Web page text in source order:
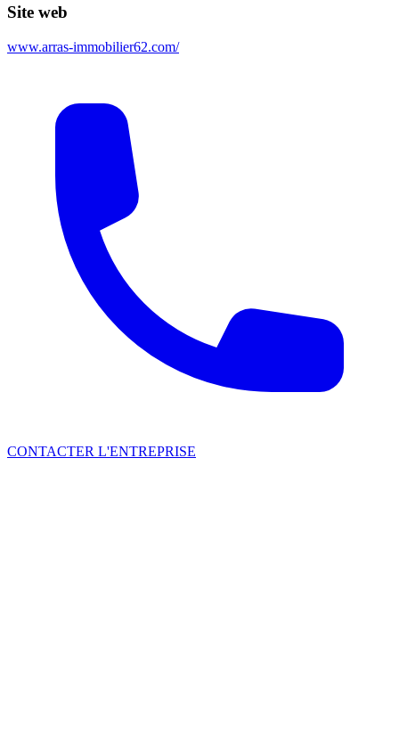
Site web
www.arras-immobilier62.com/
CONTACTER L'ENTREPRISE